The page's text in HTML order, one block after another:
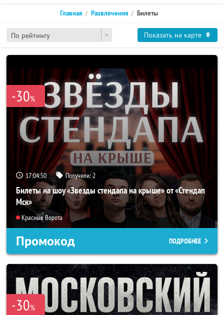
По рейтингу
Главная Развлечения Билеты
Показать на карте
-30%
17:04:49 Получили:2
Билеты на шоу «Звезды стендапа на крыше» от «Стендап
Мск»
Красные Ворота
Промокод ПОДРОБНЕЕ
-30%